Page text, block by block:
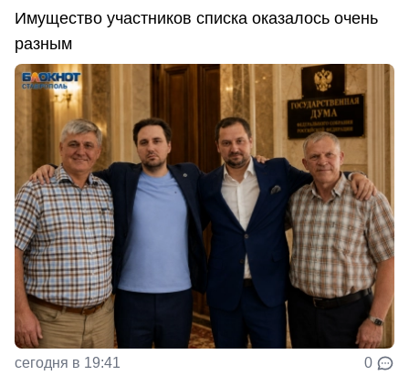
Имущество участников списка оказалось очень
разным
сегодня в 19:41 0